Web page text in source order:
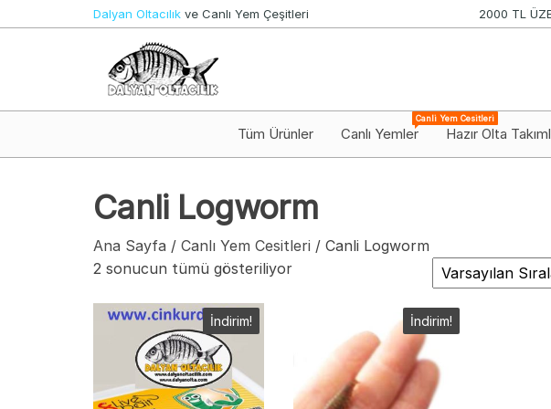
atla
Dalyan Oltacılık ve Canlı Yem Çeşitleri 2000 TL
Tüm Ürünler Canlı Yemler
Canli Yem Cesitleri
Hazır Olta
Canli Logworm
Ana Sayfa / Canlı Yem Cesitleri / Canli Logworm
2 sonucun tümü gösteriliyor
İndirim! İndirim!